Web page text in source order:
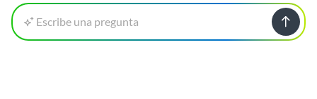
Escribe una pregunta